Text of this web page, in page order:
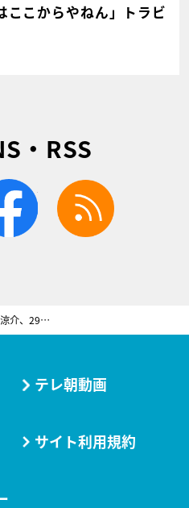
ここからやねん」トラビ
・RSS
facebook
山田涼介、29歳の誕生日を『俺かわ』キャストがお祝い！「40歳まで可愛いを貫き通したい」
テレ朝動画
サイト利用規約